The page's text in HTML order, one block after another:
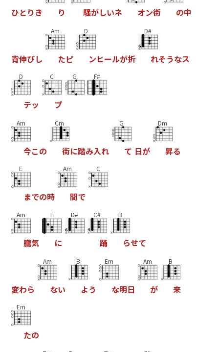
ひと り き り 騒がしいネ オン街 の中
背伸びし
Am
たピ
D
ンヒールが折
D#
れそうなス
D
テッ
C
プ
G F#
Am
今この
Cm
街に踏み入れ
G
て 日が
Dm
昇る
E
までの時
Am
間で
C
Am
朧気
F
に
D# C#
踊
B
らせて
変わら
Am
ない
B
よう
Em
な明日
Am
が
B
来
Em
たの